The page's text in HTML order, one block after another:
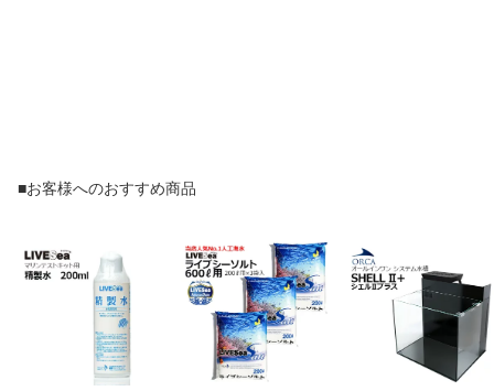
■お客様へのおすすめ商品